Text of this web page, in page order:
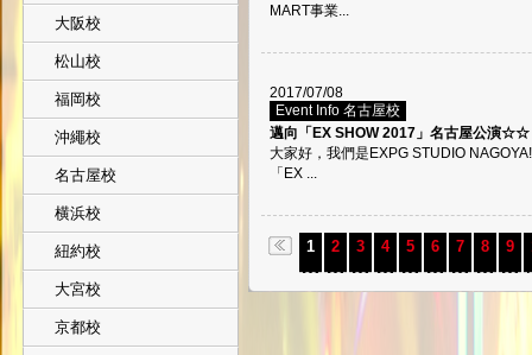
大阪校
松山校
福岡校
沖繩校
名古屋校
横浜校
紐約校
大宮校
京都校
MART事業...
2017/07/08
Event Info 名古屋校
邁向「EX SHOW 2017」名古屋公演☆☆
大家好，我們是EXPG STUDIO
「EX ...
1 2 3 4 5 6 7 8 9